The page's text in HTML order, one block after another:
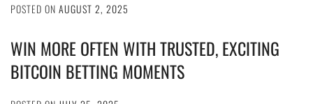
POSTED ON AUGUST 2, 2025
WIN MORE OFTEN WITH TRUSTED, EXCITING
BITCOIN BETTING MOMENTS